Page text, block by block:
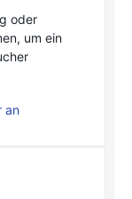
oder
um ein
an